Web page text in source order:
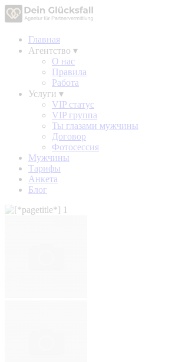
Главная
Агентство ▾
О нас
Правила
Работа
Услуги ▾
VIP статус
VIP группа
Ты глазами мужчины
Договор
Фотосессия
Мужчины
Тарифы
Анкета
Блог